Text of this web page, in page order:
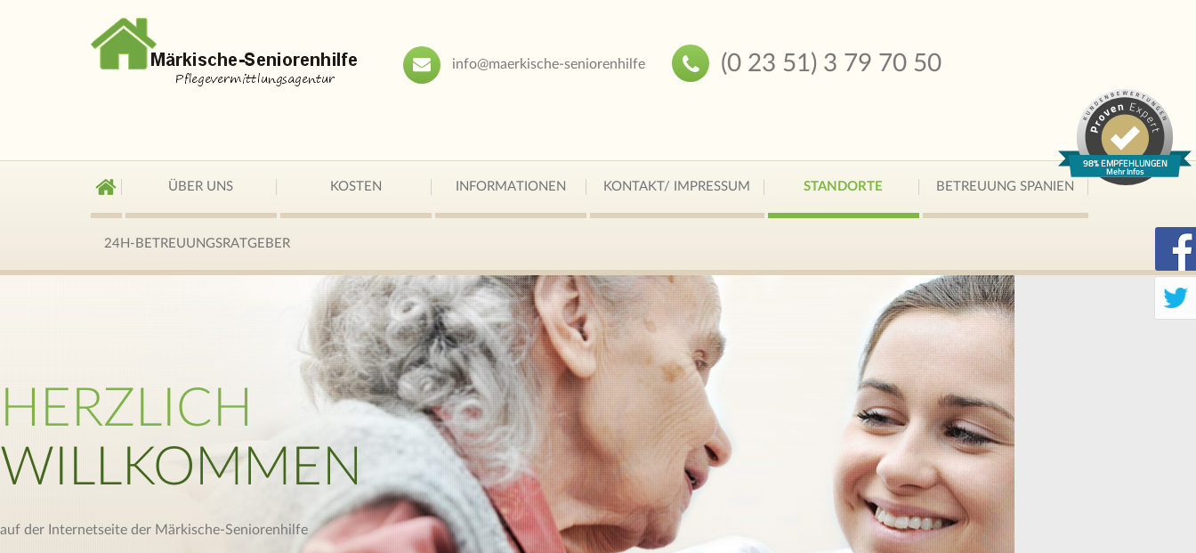
info@maerkische-seniorenhilfe (0 23 51) 3 79 70 50
ÜBER UNS KOSTEN INFORMATIONEN KONTAKT/ IMPRESSUM STANDORTE BETREUUNG SPANIEN
24H-BETREUUNGSRATGEBER
HERZLICH
WILLKOMMEN
auf der Internetseite der Märkische-Seniorenhilfe
98% EMPFEHLUNGEN
Mehr Infos